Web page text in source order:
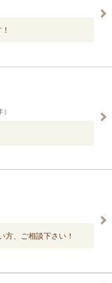
）
方、ご相談下さい！